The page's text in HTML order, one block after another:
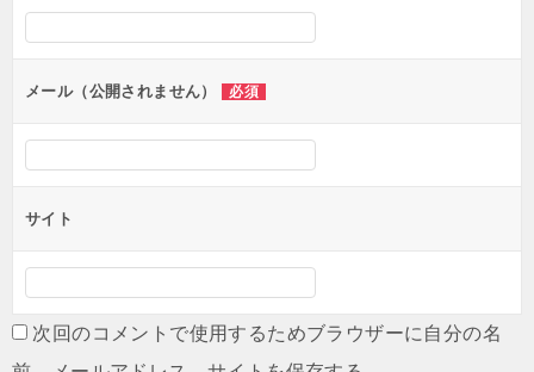
シ
ンメール（公開されません） 必須
サイト
次回のコメントで使用するためブラウザーに自分の名